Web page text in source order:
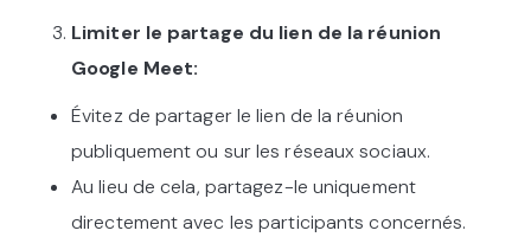
Limiter le partage du lien de la réunion
Google Meet:
Évitez de partager le lien de la réunion
publiquement ou sur les réseaux sociaux.
Au lieu de cela, partagez-le uniquement
directement avec les participants concernés.